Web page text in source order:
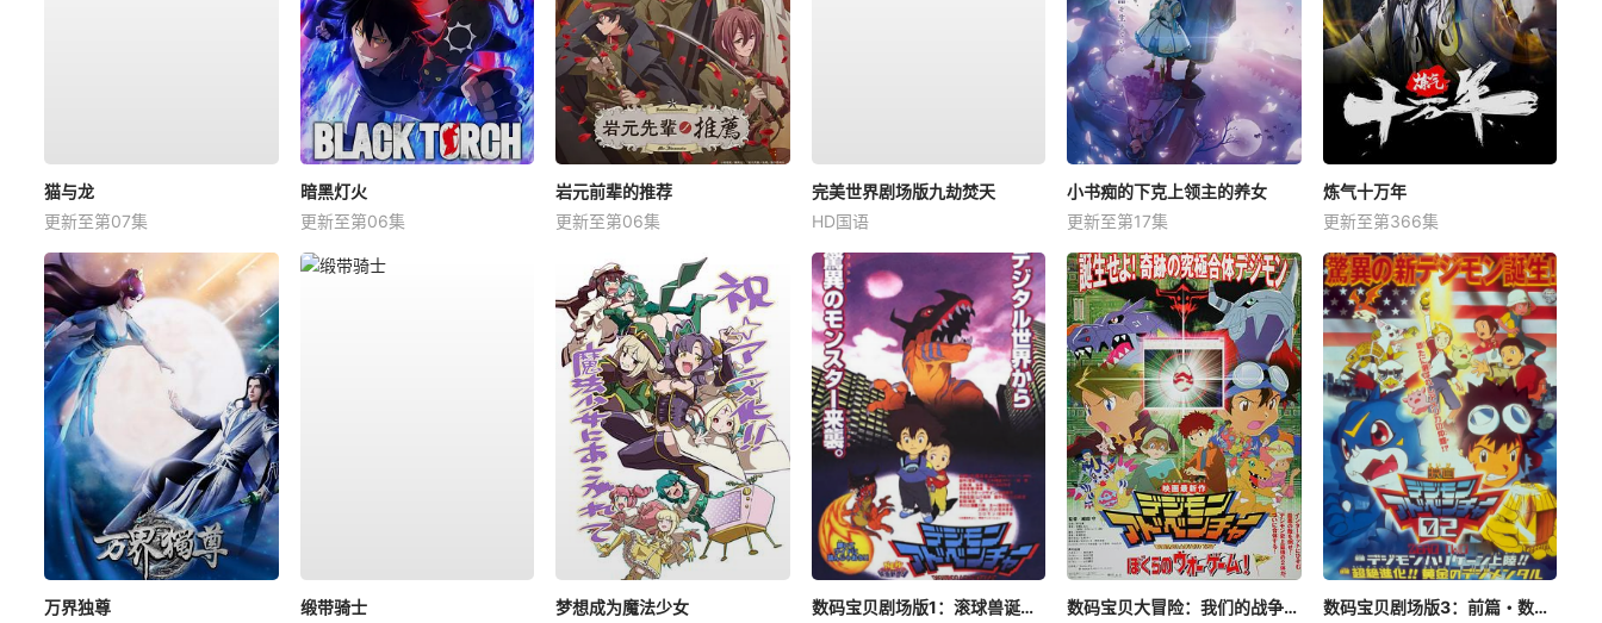
猫与龙
更新至第07集
暗黑灯火
更新至第06集
岩元前辈的推荐
更新至第06集
完美世界剧场版九劫焚天
HD国语
小书痴的下克上领主的养女
更新至第17集
炼气十万年
更新至第366集
万界独尊
缎带骑士
梦想成为魔法少女
数码宝贝剧场版1：滚球兽诞生之谜
数码宝贝大冒险：我们的战争游戏！
数码宝贝剧场版3：前篇・数码兽飓风登陆！！后篇・超绝进化！